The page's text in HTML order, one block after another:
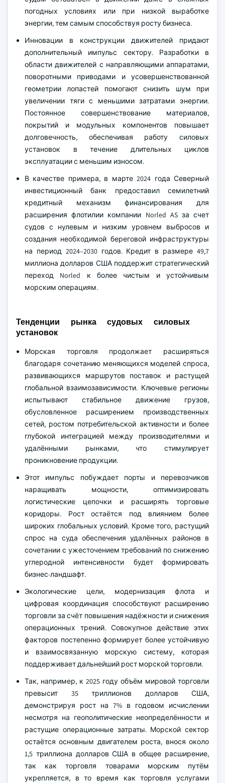
погодных условиях или при низкой выработке
энергии, тем самым способствуя росту бизнеса.
Инновации в конструкции движителей придают
дополнительный импульс сектору. Разработки в
области движителей с направляющими аппаратами,
поворотными приводами и усовершенствованной
геометрии лопастей помогают снизить шум при
увеличении тяги с меньшими затратами энергии.
Постоянное совершенствование материалов,
покрытий и модульных компонентов повышает
долговечность, обеспечивая работу силовых
установок в течение длительных циклов
эксплуатации с меньшим износом.
В качестве примера, в марте 2024 года Северный
инвестиционный банк предоставил семилетний
кредитный механизм финансирования для
расширения флотилии компании Norled AS за счет
судов с нулевым и низким уровнем выбросов и
создания необходимой береговой инфраструктуры
на период 2024–2030 годов. Кредит в размере 49,7
миллиона долларов США поддержит стратегический
переход Norled к более чистым и устойчивым
морским операциям.
Тенденции рынка судовых силовых
установок
Морская торговля продолжает расширяться
благодаря сочетанию меняющихся моделей спроса,
развивающихся маршрутов поставок и растущей
глобальной взаимозависимости. Ключевые регионы
испытывают стабильное движение грузов,
обусловленное расширением производственных
сетей, ростом потребительской активности и более
глубокой интеграцией между производителями и
удалёнными рынками, что стимулирует
проникновение продукции.
Этот импульс побуждает порты и перевозчиков
наращивать мощности, оптимизировать
логистические цепочки и расширять торговые
коридоры. Рост остаётся под влиянием более
широких глобальных условий. Кроме того, растущий
спрос на суда обеспечения удалённых районов в
сочетании с ужесточением требований по снижению
углеродной интенсивности будет формировать
бизнес-ландшафт.
Экологические цели, модернизация флота и
цифровая координация способствуют расширению
торговли за счёт повышения надёжности и снижения
операционных трений. Совокупное действие этих
факторов постепенно формирует более устойчивую
и взаимосвязанную морскую систему, которая
поддерживает дальнейший рост морской торговли.
Так, например, к 2025 году объём мировой торговли
превысит 35 триллионов долларов США,
демонстрируя рост на 7% в годовом исчислении
несмотря на геополитические неопределённости и
растущие операционные затраты. Морской сектор
остаётся основным двигателем роста, внося около
1,5 триллиона долларов США в общее расширение,
так как торговля товарами морским путём
укрепляется, в то время как торговля услугами